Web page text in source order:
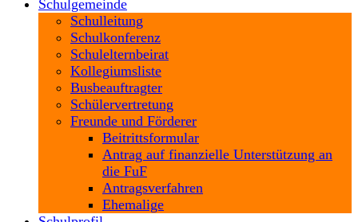
Schulgemeinde
Schulleitung
Schulkonferenz
Schulelternbeirat
Kollegiumsliste
Busbeauftragter
Schülervertretung
Freunde und Förderer
Beitrittsformular
Antrag auf finanzielle Unterstützung an
die FuF
Antragsverfahren
Ehemalige